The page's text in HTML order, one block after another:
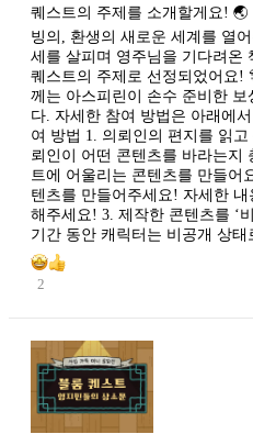
퀘스트의 주제를 소개할게요! 🌏
빙의, 환생의 새로운 세계를 열
세를 살피며 영주님을 기다려온
퀘스트의 주제로 선정되었어요!
께는 아스피린이 손수 준비한 보
다. 자세한 참여 방법은 아래에
여 방법 1. 의뢰인의 편지를 읽
뢰인이 어떤 콘텐츠를 바라는지
트에 어울리는 콘텐츠를 만들어
텐츠를 만들어주세요! 자세한
해주세요! 3. 제작한 콘텐츠를 ‘
기간 동안 캐릭터는 비공개 상태
2